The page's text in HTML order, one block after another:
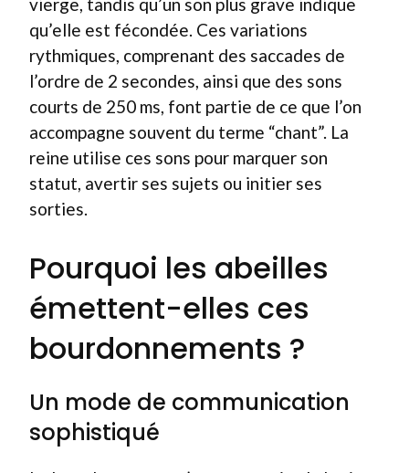
qu’elle est fécondée. Ces variations
rythmiques, comprenant des saccades de
l’ordre de 2 secondes, ainsi que des sons
courts de 250 ms, font partie de ce que l’on
accompagne souvent du terme “chant”. La
reine utilise ces sons pour marquer son
statut, avertir ses sujets ou initier ses
sorties.
Pourquoi les abeilles
émettent-elles ces
bourdonnements ?
Un mode de communication
sophistiqué